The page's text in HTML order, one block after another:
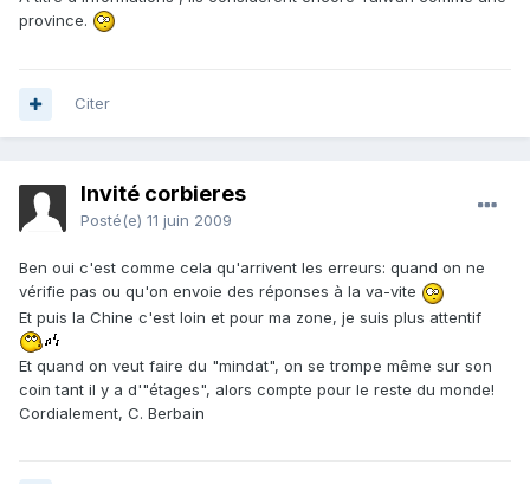
province.
Citer
Invité corbieres
Posté(e) 11 juin 2009
Ben oui c'est comme cela qu'arrivent les erreurs: quand on ne
vérifie pas ou qu'on envoie des réponses à la va-vite
Et puis la Chine c'est loin et pour ma zone, je suis plus attentif
Et quand on veut faire du "mindat", on se trompe même sur son
coin tant il y a d'"étages", alors compte pour le reste du monde!
Cordialement, C. Berbain